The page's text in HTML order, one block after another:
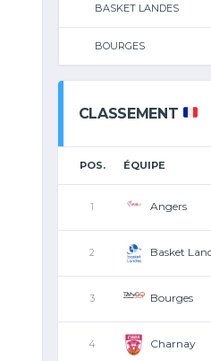
BASKET LANDES
BOURGES
CLASSEMENT
POS. ÉQUIPE
1 Angers
2 Basket
3 Bourges
4 Charnay